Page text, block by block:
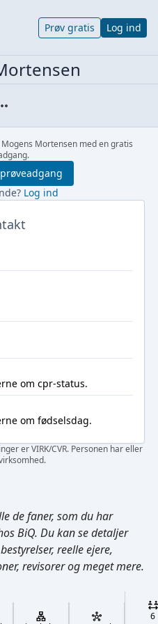
Prøv gratis Log ind
Mortensen med en gratis
Log ind
om cpr-status.
om fødselsdag.
er VIRK/CVR. Personen har eller
de faner, som du har
BiQ. Du kan se detaljer
reelle ejere,
revisorer og meget mere.
6